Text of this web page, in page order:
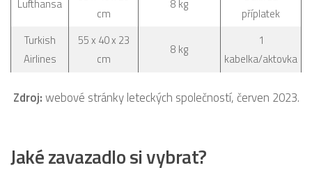
Lufthansa
cm
8 kg
příplatek
Turkish
Airlines
55 x 40 x 23
cm
8 kg
1
kabelka/aktovka
Zdroj:webové stránky leteckých společností, červen 2023.
Jaké zavazadlo si vybrat?